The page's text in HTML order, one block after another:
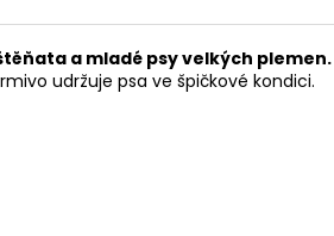
a mladé psy velkých plemen.
udržuje psa ve špičkové kondici.